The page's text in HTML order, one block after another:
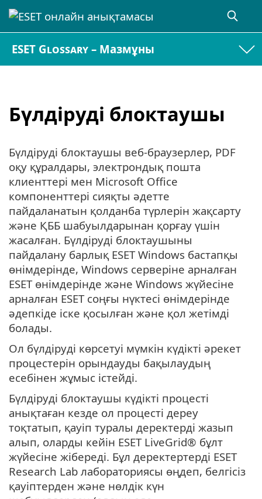
ESET Glossary – Мазмұны
Бүлдіруді блоктаушы
Бүлдіруді блоктаушы веб-браузерлер, PDF
оқу құралдары, электрондық пошта
клиенттері мен Microsoft Office
компоненттері сияқты әдетте
пайдаланатын қолданба түрлерін жақсарту
және ҚББ шабуылдарынан қорғау үшін
жасалған. Бүлдіруді блоктаушыны
пайдалану барлық ESET Windows бастапқы
өнімдерінде, Windows серверіне арналған
ESET өнімдерінде және Windows жүйесіне
арналған ESET соңғы нүктесі өнімдерінде
әдепкіде іске қосылған және қол жетімді
болады.
Ол бүлдіруді көрсетуі мүмкін күдікті әрекет
процестерін орындауды бақылаудың
есебінен жұмыс істейді.
Бүлдіруді блоктаушы күдікті процесті
анықтаған кезде ол процесті дереу
тоқтатып, қауіп туралы деректерді жазып
алып, оларды кейін ESET LiveGrid® бұлт
жүйесіне жібереді. Бұл деректертерді ESET
Research Lab лабораториясы өңдеп, белгісіз
қауіптерден және нөлдік күн